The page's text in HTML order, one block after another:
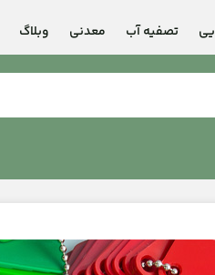
تصفیه آب معدنی وبلاگ